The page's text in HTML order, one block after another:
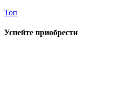
Топ
Успейте приобрести